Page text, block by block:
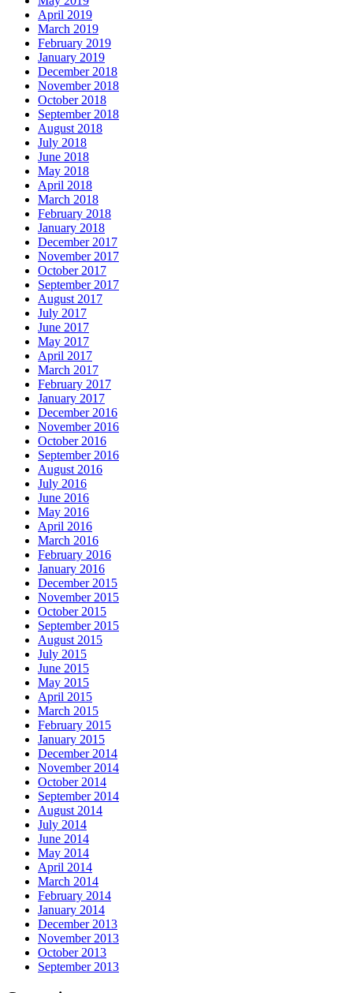
April 2019
March 2019
February 2019
January 2019
December 2018
November 2018
October 2018
September 2018
August 2018
July 2018
June 2018
May 2018
April 2018
March 2018
February 2018
January 2018
December 2017
November 2017
October 2017
September 2017
August 2017
July 2017
June 2017
May 2017
April 2017
March 2017
February 2017
January 2017
December 2016
November 2016
October 2016
September 2016
August 2016
July 2016
June 2016
May 2016
April 2016
March 2016
February 2016
January 2016
December 2015
November 2015
October 2015
September 2015
August 2015
July 2015
June 2015
May 2015
April 2015
March 2015
February 2015
January 2015
December 2014
November 2014
October 2014
September 2014
August 2014
July 2014
June 2014
May 2014
April 2014
March 2014
February 2014
January 2014
December 2013
November 2013
October 2013
September 2013